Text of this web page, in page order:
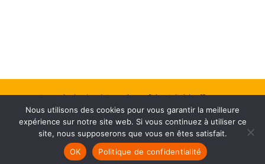
Mentions Légales| Politique de confidentialité| Office Center :
Création de site web
Facebook
Nous utilisons des cookies pour vous garantir la meilleure
expérience sur notre site web. Si vous continuez à utiliser ce
site, nous supposerons que vous en êtes satisfait.
OK
Politique de confidentialité